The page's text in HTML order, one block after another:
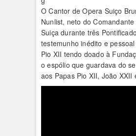
O Cantor de Opera Suiço
Nunlist, neto do
Suiça durante três
testemunho inédito e
Pio XII tendo doado à
o espólio que guardava do
aos Papas Pio XII, João XXII